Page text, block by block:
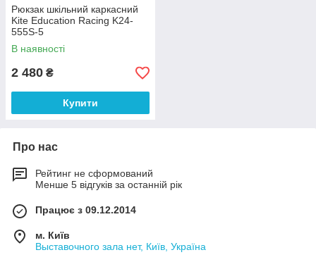
Рюкзак шкільний каркасний
Kite Education Racing K24-
555S-5
В наявності
2 480 ₴
Купити
Про нас
Рейтинг не сформований
Менше 5 відгуків за останній рік
Працює з 09.12.2014
м. Київ
Выставочного зала нет, Київ, Україна